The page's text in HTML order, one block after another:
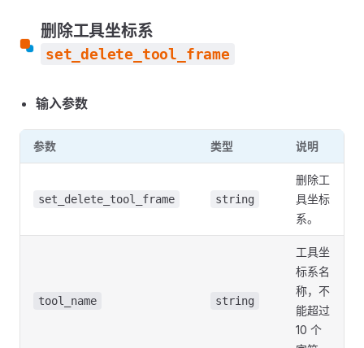
删除工具坐标系
set_delete_tool_frame
输入参数
参数 类型 说明
set_delete_tool_frame string
删除工
具坐标
系。
tool_name string
工具坐
标系名
称，不
能超过
10 个